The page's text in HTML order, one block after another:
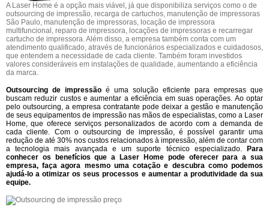
A Laser Home é a opção mais viável, já que disponibiliza serviços como o de
outsourcing de impressão, recarga de cartuchos, manutenção de impressoras
São Paulo, manutenção de impressoras, locação de impressora
multifuncional, reparo de impressora, locações de impressoras e recarregar
cartucho de impressora. Além disso, a empresa também conta com um
atendimento qualificado, através de funcionários especializados e cuidadosos,
que entendem a necessidade de cada cliente. Também foram investidos
valores consideráveis em instalações de qualidade, aumentando a eficiência
da marca.
Outsourcing de impressão é uma solução eficiente para empresas que
buscam reduzir custos e aumentar a eficiência em suas operações. Ao optar
pelo outsourcing, a empresa contratante pode deixar a gestão e manutenção
de seus equipamentos de impressão nas mãos de especialistas, como a Laser
Home, que oferece serviços personalizados de acordo com a demanda de
cada cliente. Com o outsourcing de impressão, é possível garantir uma
redução de até 30% nos custos relacionados à impressão, além de contar com
a tecnologia mais avançada e um suporte técnico especializado. Para
conhecer os benefícios que a Laser Home pode oferecer para a sua
empresa, faça agora mesmo uma cotação e descubra como podemos
ajudá-lo a otimizar os seus processos e aumentar a produtividade da sua
equipe.